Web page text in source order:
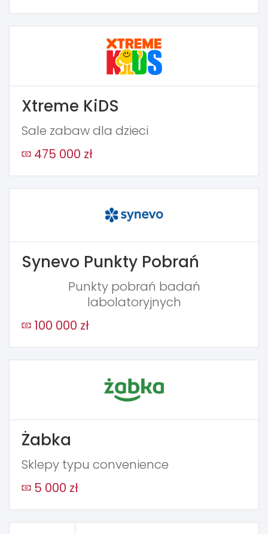
Xtreme KiDS
Sale zabaw dla dzieci
475 000 zł
Synevo Punkty Pobrań
Punkty pobrań badań
labolatoryjnych
100 000 zł
Żabka
Sklepy typu convenience
5 000 zł